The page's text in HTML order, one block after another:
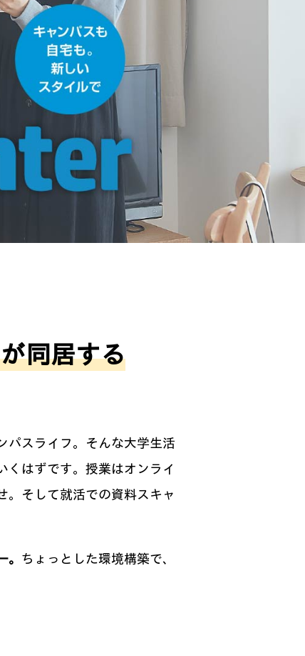
同居する
パスライフ。そんな大学生活
くはずです。授業はオンライ
。そして就活での資料スキャ
ちょっとした環境構築で、